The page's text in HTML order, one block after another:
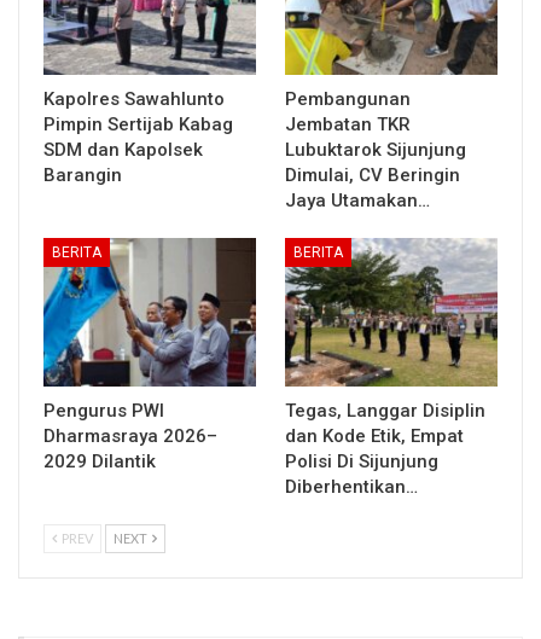
Kapolres Sawahlunto
Pimpin Sertijab Kabag
SDM dan Kapolsek
Barangin
Pembangunan
Jembatan TKR
Lubuktarok Sijunjung
Dimulai, CV Beringin
Jaya Utamakan…
BERITA
Pengurus PWI
Dharmasraya 2026–
2029 Dilantik
BERITA
Tegas, Langgar Disiplin
dan Kode Etik, Empat
Polisi Di Sijunjung
Diberhentikan…
PREV NEXT